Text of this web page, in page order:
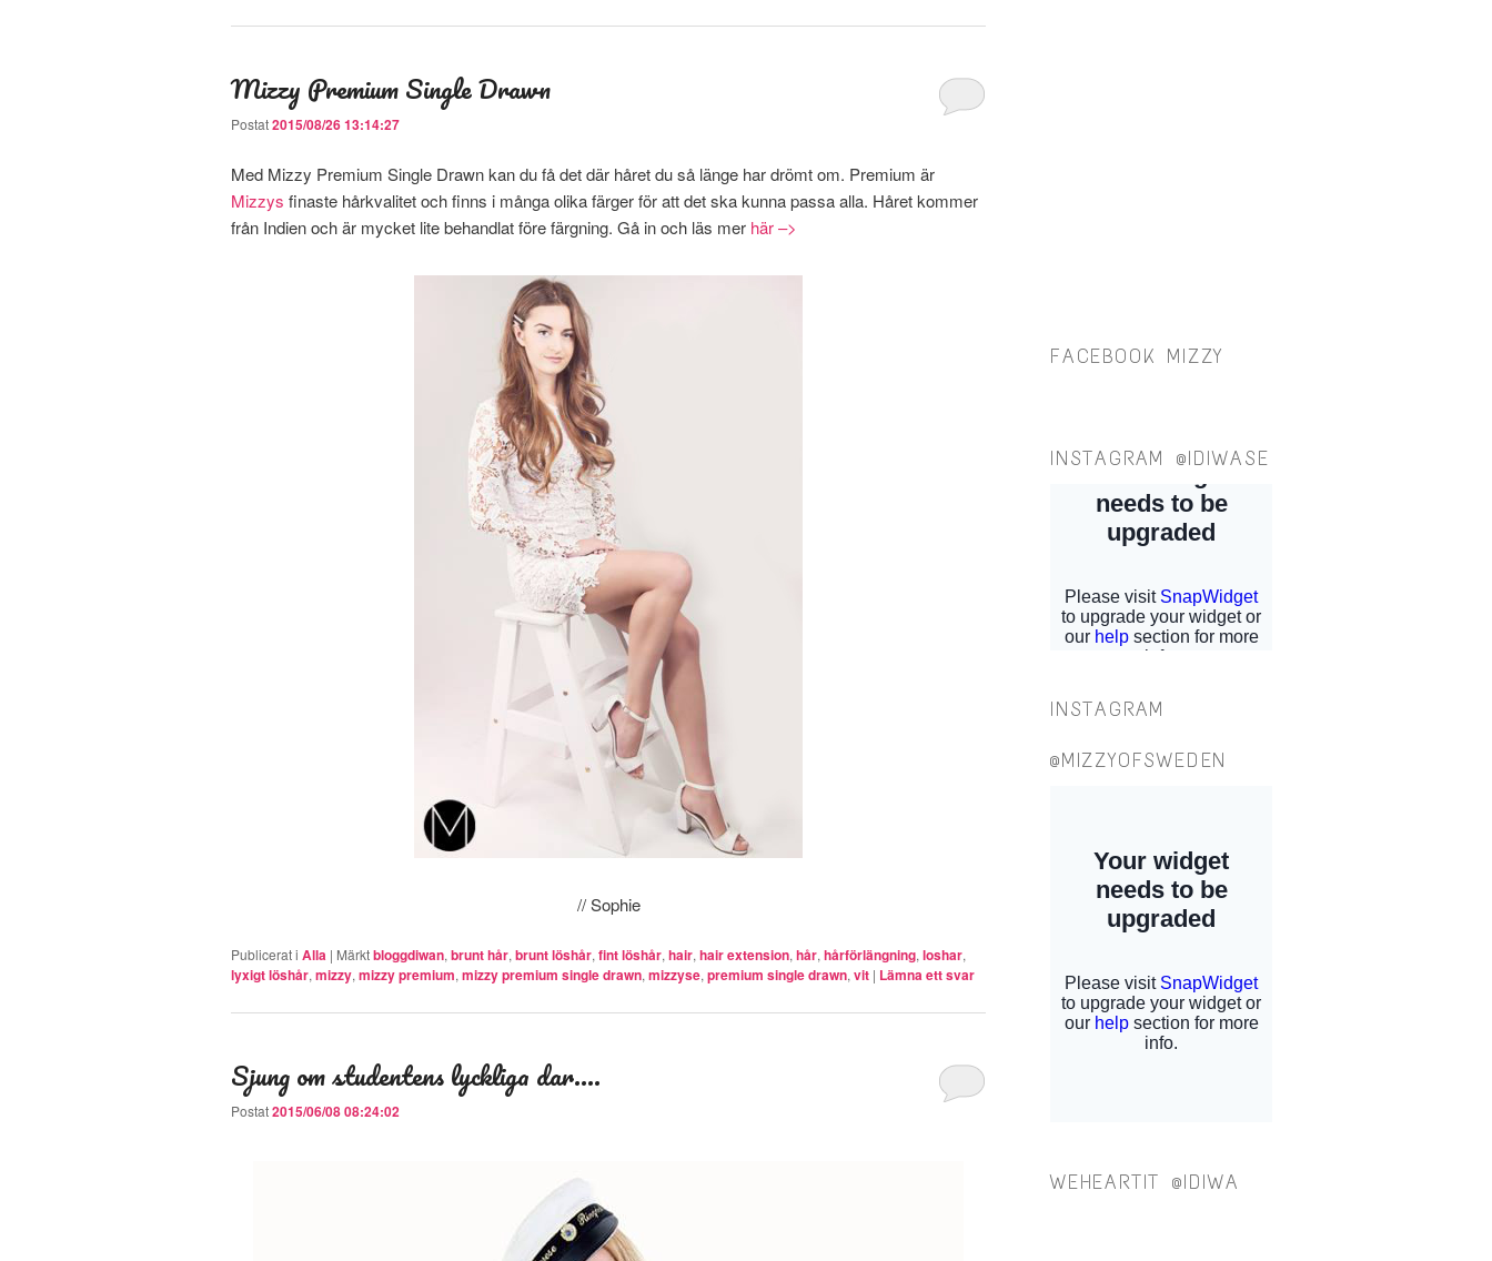
Mizzy Premium Single Drawn
Postat2015/08/26 13:14:27
Med Mizzy Premium Single Drawn kan du få det där håret du så länge har drömt om. Premium är
Mizzys finaste hårkvalitet och finns i många olika färger för att det ska kunna passa alla. Håret kommer
från Indien och är mycket lite behandlat före färgning. Gå in och läs mer här –>
// Sophie
Publicerat i Alla | Märktbloggdiwan, brunt hår, brunt löshår, fint löshår, hair, hair extension, hår, hårförlängning, loshar,
lyxigt löshår, mizzy, mizzy premium, mizzy premium single drawn, mizzyse, premium single drawn, vit | Lämna ett svar
Sjung om studentens lyckliga dar….
Postat2015/06/08 08:24:02
FACEBOOK MIZZY
INSTAGRAM @IDIWASE
INSTAGRAM
@MIZZYOFSWEDEN
WEHEARTIT @IDIWA